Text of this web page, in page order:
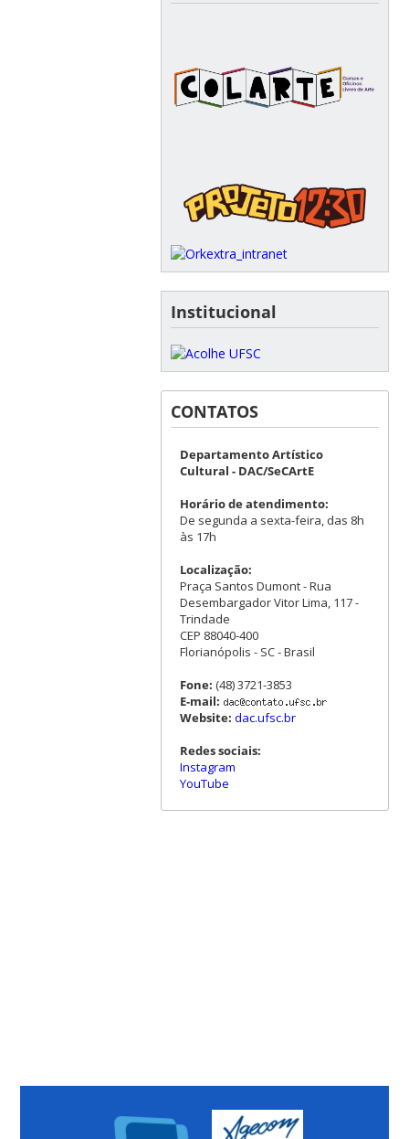
Institucional
CONTATOS
Departamento Artístico
Cultural - DAC/SeCArtE
Horário de atendimento:
De segunda a sexta-feira, das 8h
às 17h
Localização:
Praça Santos Dumont - Rua
Desembargador Vitor Lima, 117 -
Trindade
CEP 88040-400
Florianópolis - SC - Brasil
Fone: (48) 3721-3853
E-mail:
Website: dac.ufsc.br
Redes sociais:
Instagram
YouTube